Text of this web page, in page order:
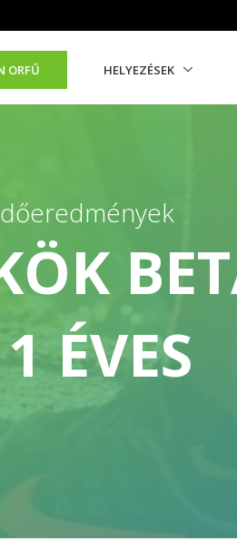
ORFŰ HELYEZÉSEK
ÉVES